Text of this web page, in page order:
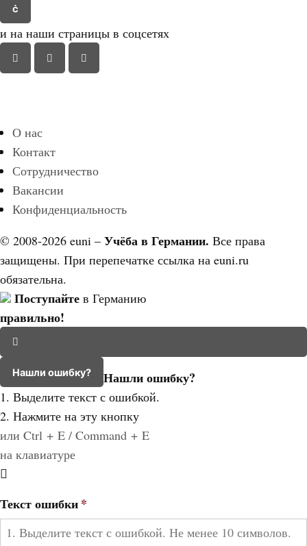
и на наши страницы в соцсетях
О нас
Контакт
Сотрудничество
Вакансии
Конфиденциальность
© 2008-2026 euni – Учёба в Германии. Все права
защищены. При перепечатке ссылка на euni.ru
обязательна.
Поступайте в Германию
правильно!
Нашли ошибку? Нашли ошибку?
1. Выделите текст с ошибкой.
2. Нажмите на эту кнопку
или Ctrl + E / Command + E
на клавиатуре
Текст ошибки*